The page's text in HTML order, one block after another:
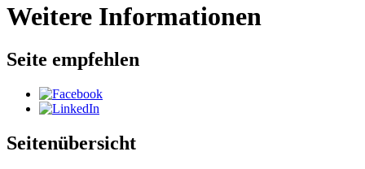
Weitere Informationen
Seite empfehlen
Seitenübersicht